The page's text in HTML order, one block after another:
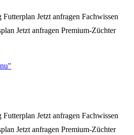
Jetzt anfragen Fachwissen
Jetzt anfragen Premium-Züchter
Jetzt anfragen Fachwissen
Jetzt anfragen Premium-Züchter